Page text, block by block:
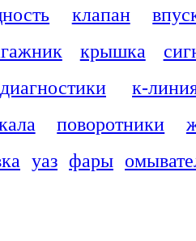
клапан
крышка
к-
поворотники
уаз фары